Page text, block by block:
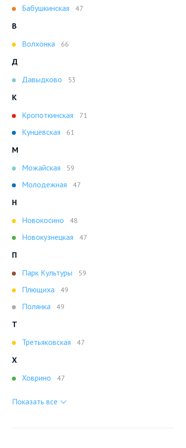
Бабушкинская
47
В
Волхонка
66
Д
Давыдково
53
К
Кропоткинская
71
Кунцевская 61
М
Можайская
59
Молодежная 47
Н
Новокосино
48
Новокузнецкая 47
П
Парк Культуры
59
Плющиха 49
Полянка 49
Т
Третьяковская
47
Х
Ховрино
47
Показать все